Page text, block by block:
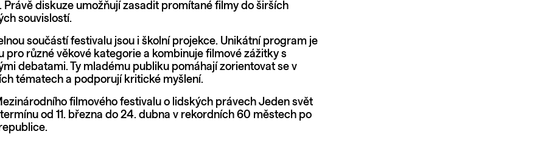
Právě diskuze umožňují zasadit promítané filmy do širších
souvislostí.
součástí festivalu jsou i školní projekce. Unikátní program je
pro různé věkové kategorie a kombinuje filmové zážitky s
debatami. Ty mladému publiku pomáhají zorientovat se v
tématech a podporují kritické myšlení.
filmového festivalu o lidských právech Jeden svět
od 11. března do 24. dubna v rekordních 60 městech po